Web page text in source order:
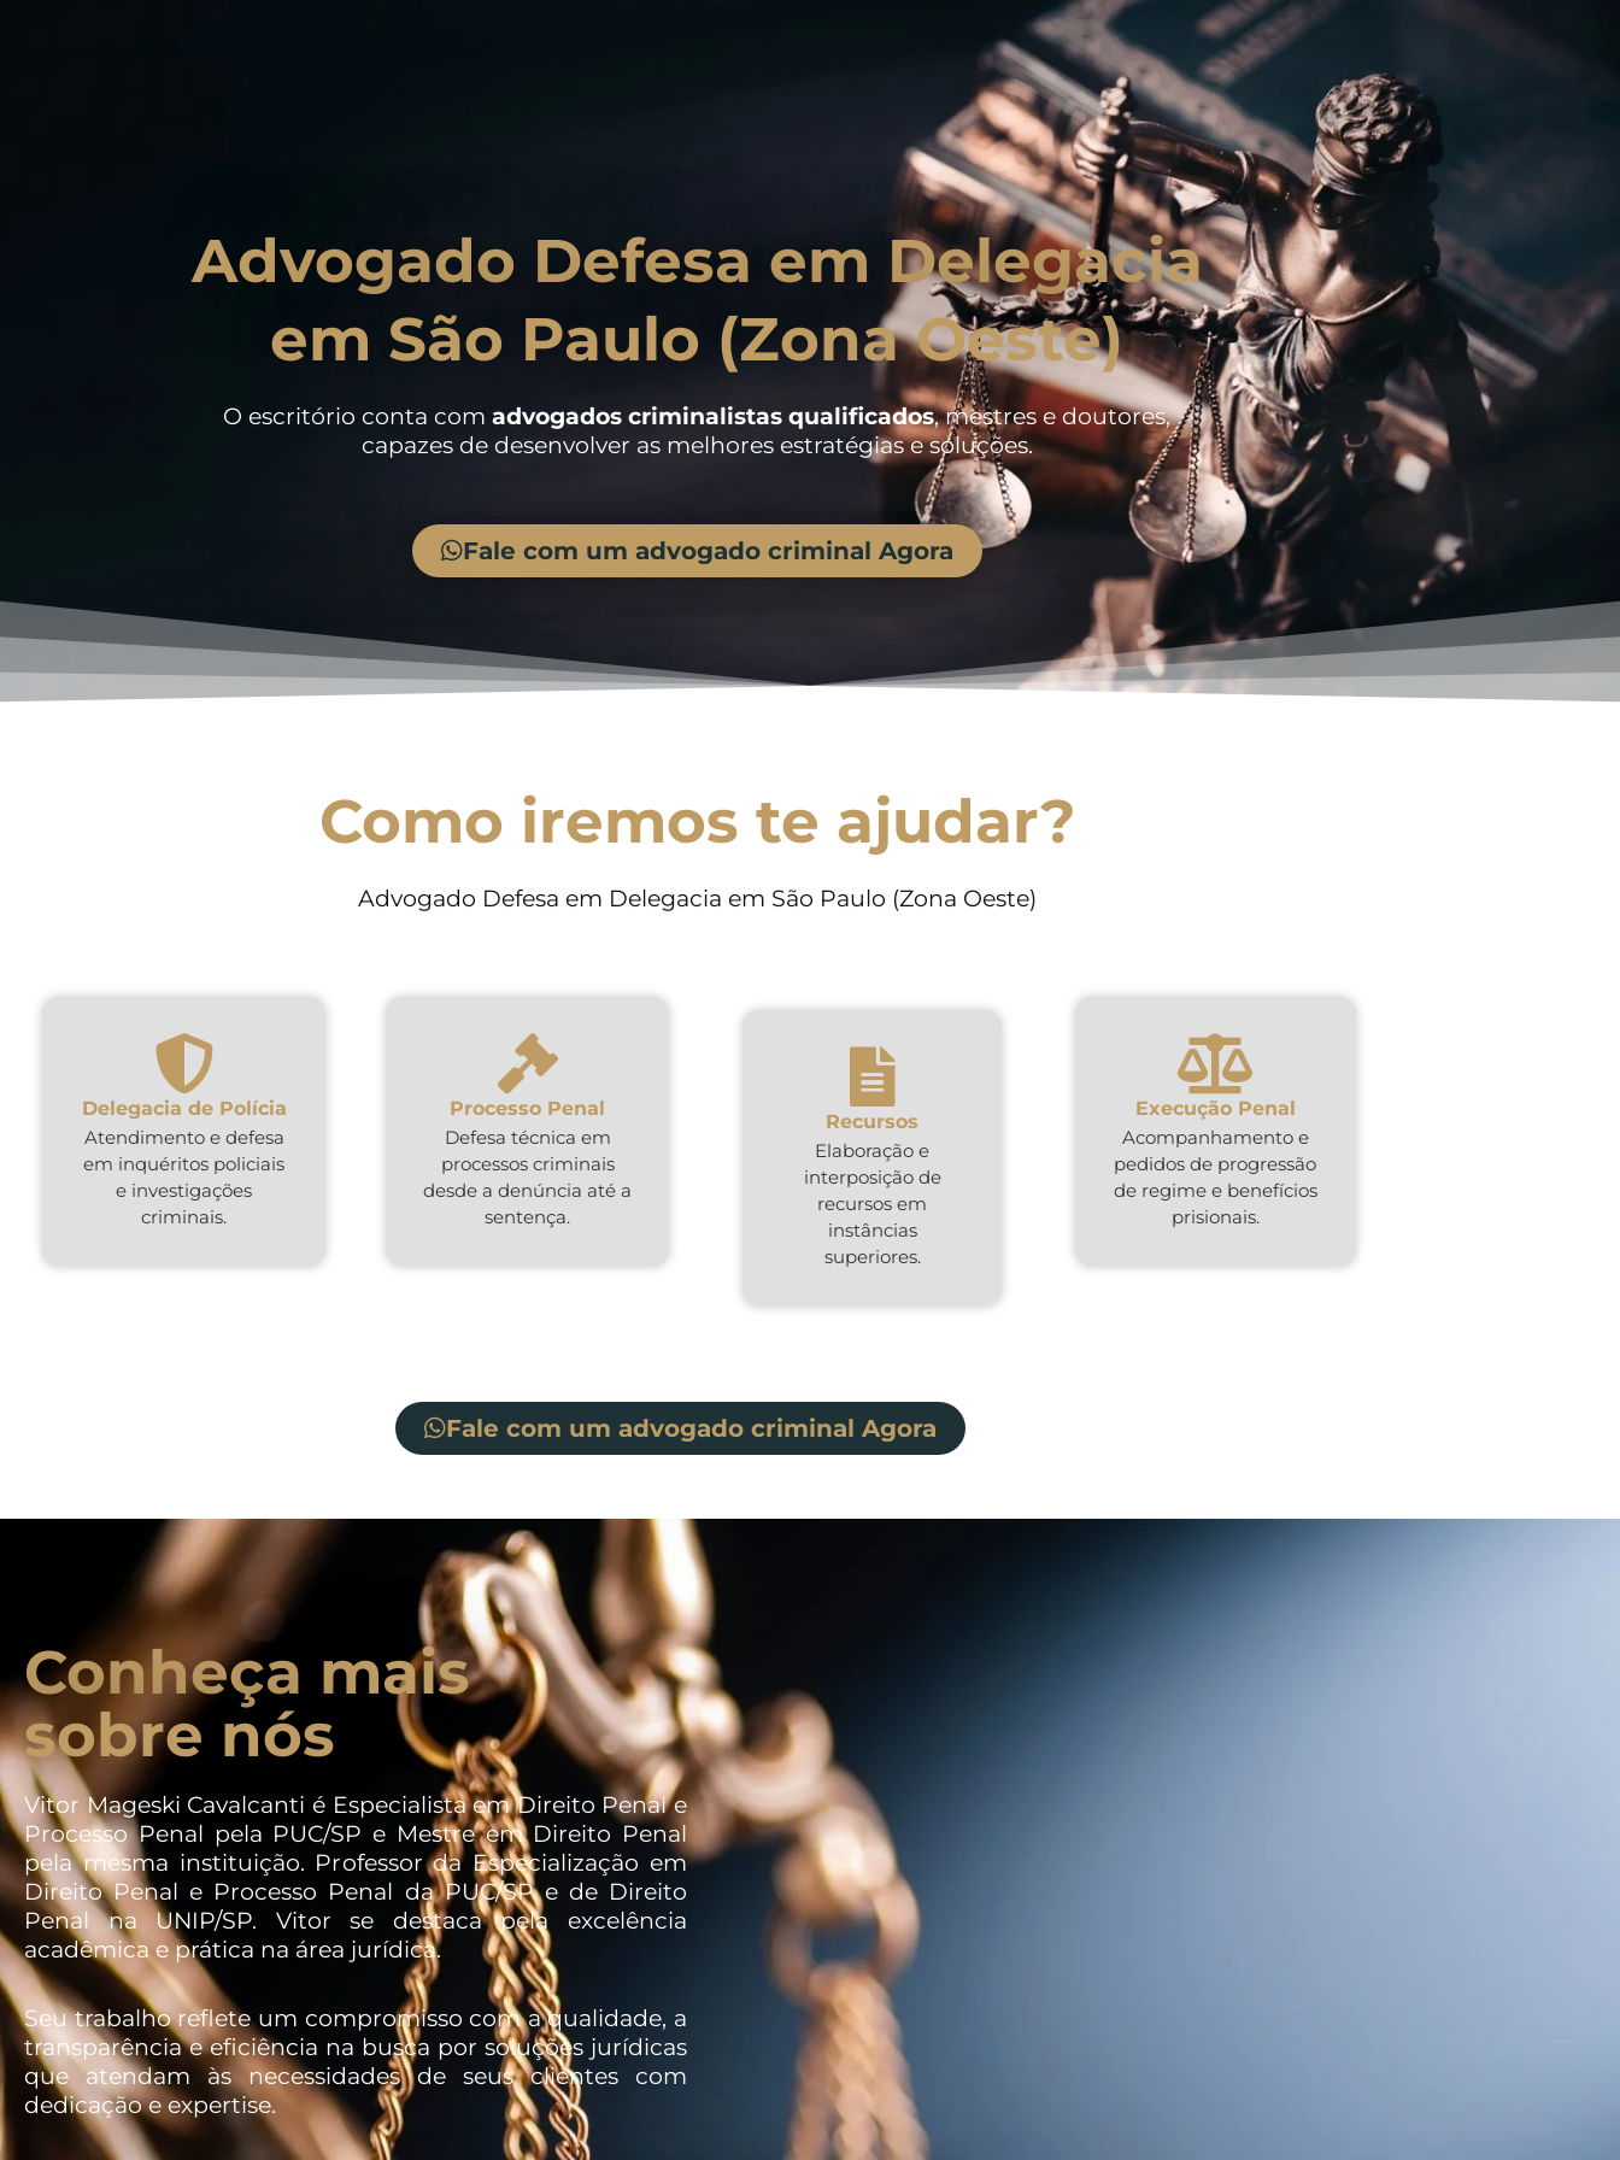
Advogado Defesa em Delegacia
em São Paulo (Zona Oeste)
O escritório conta comadvogados criminalistas qualificados, mestres e doutores,
capazes de desenvolver as melhores estratégias e soluções.
Fale com um advogado criminal Agora
Como iremos te ajudar?
Advogado Defesa em Delegacia em São Paulo (Zona Oeste)
Delegacia de Polícia
Atendimento e defesa
em inquéritos policiais
e investigações
criminais.
Processo Penal
Defesa técnica em
processos criminais
desde a denúncia até a
sentença.
Recursos
Elaboração e
interposição de
recursos em
instâncias
superiores.
Execução Penal
Acompanhamento e
pedidos de progressão
de regime e benefícios
prisionais.
Fale com um advogado criminal Agora
Conheça mais
sobre nós
Vitor Mageski Cavalcanti é Especialista em Direito Penal e
Processo Penal pela PUC/SP e Mestre em Direito Penal
pela mesma instituição. Professor da Especialização em
Direito Penal e Processo Penal da PUC/SP e de Direito
Penal na UNIP/SP. Vitor se destaca pela excelência
acadêmica e prática na área jurídica.
Seu trabalho reflete um compromisso com a qualidade, a
transparência e eficiência na busca por soluções jurídicas
que atendam às necessidades de seus clientes com
dedicação e expertise.